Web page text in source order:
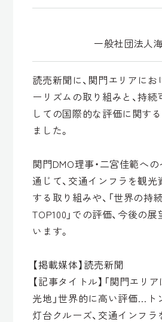
一般社団法人
読売新聞に、関門エリアに
ーリズムの取り組みと、持続
しての国際的な評価に関す
ました。
関門DMO理事・二宮佳範へ
通じて、交通インフラを観
する取り組みや、「世界の持
TOP100」での評価、今後の
います。
【掲載媒体】読売新聞
【記事タイトル】「関門エリ
光地」世界的に高い評価…ト
灯台クルーズ、交通インフラ